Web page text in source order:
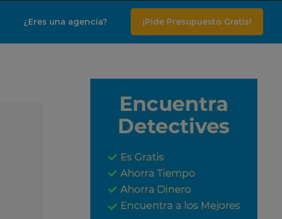
¿Eres una agencia? ¡Pide Presupuesto Gratis!